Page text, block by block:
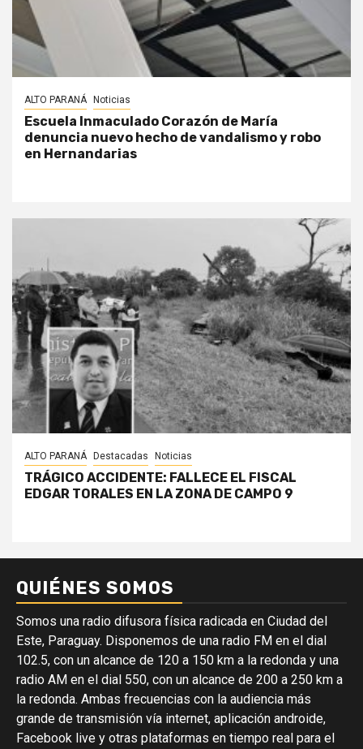
ALTO PARANÁ Noticias
Escuela Inmaculado Corazón de María
denuncia nuevo hecho de vandalismo y robo
en Hernandarias
ALTO PARANÁ Destacadas Noticias
TRÁGICO ACCIDENTE: FALLECE EL FISCAL
EDGAR TORALES EN LA ZONA DE CAMPO 9
QUIÉNES SOMOS
Somos una radio difusora física radicada en Ciudad del
Este, Paraguay. Disponemos de una radio FM en el dial
102.5, con un alcance de 120 a 150 km a la redonda y una
radio AM en el dial 550, con un alcance de 200 a 250 km a
la redonda. Ambas frecuencias con la audiencia más
grande de transmisión vía internet, aplicación androide,
Facebook live y otras plataformas en tiempo real para el